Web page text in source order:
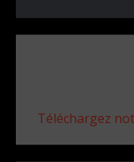
Téléchargez